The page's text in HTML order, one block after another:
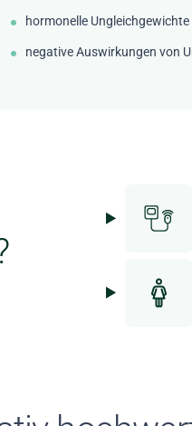
hormonelle Ungleichgewichte
negative Auswirkungen von